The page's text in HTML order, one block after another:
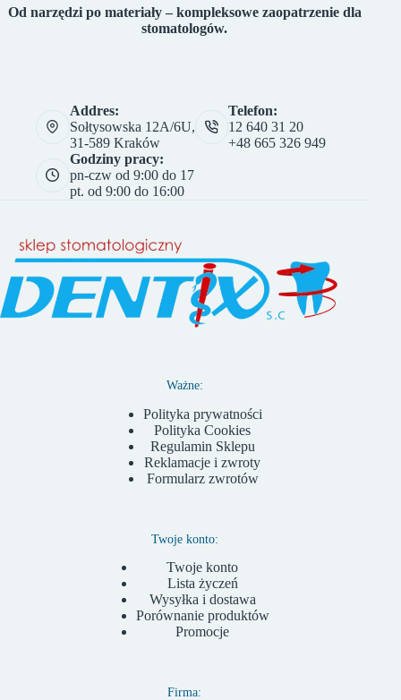
Od narzędzi po materiały – kompleksowe zaopatrzenie dla
stomatologów.
Addres:
Sołtysowska 12A/6U,
31-589 Kraków
Telefon:
12 640 31 20
+48 665 326 949
Godziny pracy:
pn-czw od 9:00 do 17
pt. od 9:00 do 16:00
Ważne:
Polityka prywatności
Polityka Cookies
Regulamin Sklepu
Reklamacje i zwroty
Formularz zwrotów
Twoje konto:
Twoje konto
Lista życzeń
Wysyłka i dostawa
Porównanie produktów
Promocje
Firma: